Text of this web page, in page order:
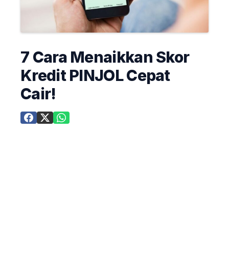
7 Cara Menaikkan Skor
Kredit PINJOL Cepat
Cair!